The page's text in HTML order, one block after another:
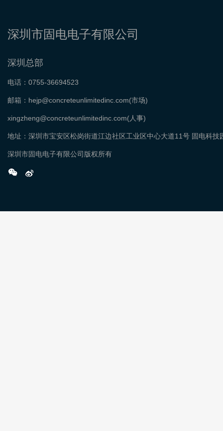
深圳市固电电子有限公司
深圳总部
电话：0755-36694523
邮箱：hejp@concreteunlimitedinc.com(市场)
xingzheng@concreteunlimitedinc.com(人事)
地址：深圳市宝安区松岗街道江边社区工业区中心大道11号 固电科技
深圳市固电电子有限公司版权所有